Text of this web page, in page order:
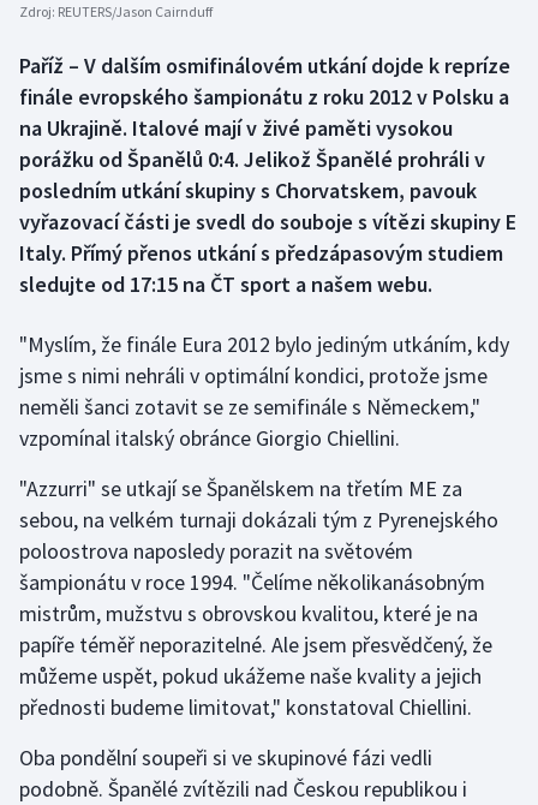
Biatlon
Boby a skeleton
Box
Curling
Dostihy
Futsal
Gymnastika
Házená
Jezdectví
Judo
Krasobruslení
Lezení
Aplikace ČT sport
AZ kvíz
Zdroj: REUTERS/Jason Cairnduff
Paříž – V dalším osmifinálovém utkání dojde k repríze
finále evropského šampionátu z roku 2012 v Polsku a
na Ukrajině. Italové mají v živé paměti vysokou
porážku od Španělů 0:4. Jelikož Španělé prohráli v
posledním utkání skupiny s Chorvatskem, pavouk
vyřazovací části je svedl do souboje s vítězi skupiny E
Italy. Přímý přenos utkání s předzápasovým studiem
sledujte od 17:15 na ČT sport a našem webu.
"Myslím, že finále Eura 2012 bylo jediným utkáním, kdy
jsme s nimi nehráli v optimální kondici, protože jsme
neměli šanci zotavit se ze semifinále s Německem,"
vzpomínal italský obránce Giorgio Chiellini.
"Azzurri" se utkají se Španělskem na třetím ME za
sebou, na velkém turnaji dokázali tým z Pyrenejského
poloostrova naposledy porazit na světovém
šampionátu v roce 1994. "Čelíme několikanásobným
mistrům, mužstvu s obrovskou kvalitou, které je na
papíře téměř neporazitelné. Ale jsem přesvědčený, že
můžeme uspět, pokud ukážeme naše kvality a jejich
přednosti budeme limitovat," konstatoval Chiellini.
Oba pondělní soupeři si ve skupinové fázi vedli
podobně. Španělé zvítězili nad Českou republikou i